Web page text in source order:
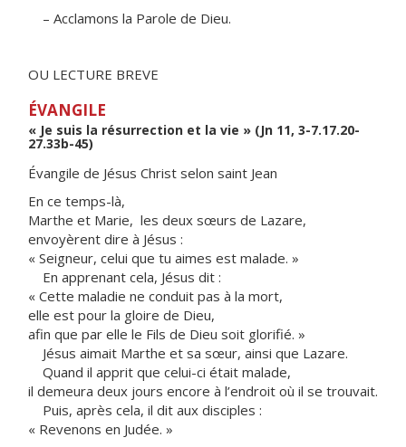
– Acclamons la Parole de Dieu.
OU LECTURE BREVE
ÉVANGILE
« Je suis la résurrection et la vie » (Jn 11, 3-7.17.20-
27.33b-45)
Évangile de Jésus Christ selon saint Jean
En ce temps-là,
Marthe et Marie, les deux sœurs de Lazare,
envoyèrent dire à Jésus :
« Seigneur, celui que tu aimes est malade. »
En apprenant cela, Jésus dit :
« Cette maladie ne conduit pas à la mort,
elle est pour la gloire de Dieu,
afin que par elle le Fils de Dieu soit glorifié. »
Jésus aimait Marthe et sa sœur, ainsi que Lazare.
Quand il apprit que celui-ci était malade,
il demeura deux jours encore à l’endroit où il se trouvait.
Puis, après cela, il dit aux disciples :
« Revenons en Judée. »